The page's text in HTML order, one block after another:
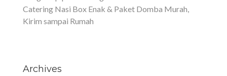
Catering Nasi Box Enak & Paket Domba Murah,
Kirim sampai Rumah
Archives